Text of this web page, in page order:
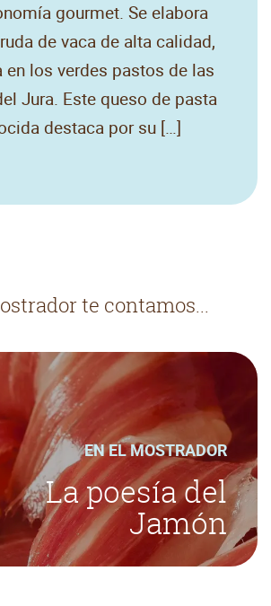
gourmet. Se elabora
de vaca de alta calidad,
en los verdes pastos de las
Jura. Este queso de pasta
destaca por su […]
te contamos...
EN EL MOSTRADOR
La poesía del
Jamón